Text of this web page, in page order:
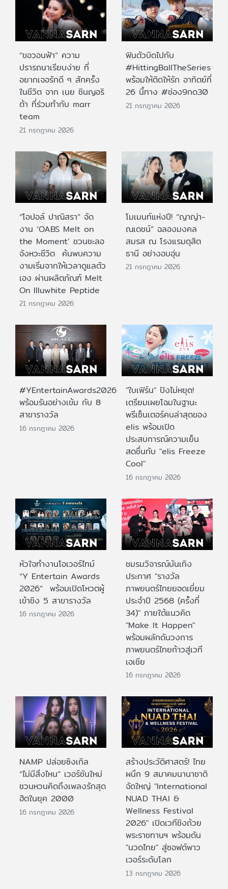
“ขอวอนฟ้า” ความ
ปรารถนาเรียบง่าย ที่
อยากเจอรักดี ๆ สักครั้ง
ในชีวิต จาก เนย ซินญอริ
ต้า ที่ร่วมทำกับ marr
team
21 กรกฎาคม 2026
ฟินตัวบิดไปกับ
#HittingBallTheSeries
พร้อมให้ติดให้รัก อาทิตย์ที่
26 นี้ทาง #ช่อง9กด30
21 กรกฎาคม 2026
“โอปอล์ ปาณิสรา” จัด
งาน ‘OABS Melt on
the Moment’ ชวนชะลอ
จังหวะชีวิต ค้นพบความ
งามเริ่มจากให้เวลาดูแลตัว
เอง ผ่านผลิตภัณฑ์ Melt
On Illuwhite Peptide
21 กรกฎาคม 2026
โมเมนท์แห่งปี! “ญาญ่า-
ณเดชน์” ฉลองมงคล
สมรส ณ โรงแรมดุสิต
ธานี อย่างอบอุ่น
21 กรกฎาคม 2026
#YEntertainAwards2026
พร้อมรันอย่างเข้ม กับ 8
สาขารางวัล
16 กรกฎาคม 2026
"ใบเฟิร์น" ปังไม่หยุด!
เตรียมเผยโฉมในฐานะ
พรีเซ็นเตอร์คนล่าสุดของ
elis พร้อมเปิด
ประสบการณ์ความเย็น
สดชื่นกับ "elis Freeze
Cool"
16 กรกฎาคม 2026
หัวใจทำงานโอเวอร์ไทม์
“Y Entertain Awards
2026” พร้อมเปิดโหวตผู้
เข้าชิง 5 สาขารางวัล
16 กรกฎาคม 2026
ชมรมวิจารณ์บันเทิง
ประกาศ "รางวัล
ภาพยนตร์ไทยยอดเยี่ยม
ประจําปี 2568 (ครั้งที่
34)" ภายใต้แนวคิด
"Make It Happen"
พร้อมผลักดันวงการ
ภาพยนตร์ไทยก้าวสู่เวที
เอเชีย
16 กรกฎาคม 2026
NAMP ปล่อยซิงเกิล
“ไม่มีสิ่งไหน” เวอร์ชันใหม่
ชวนหวนคิดถึงเพลงรักสุด
ฮิตในยุค 2000
16 กรกฎาคม 2026
สร้างประวัติศาสตร์! ไทย
ผนึก 9 สมาคมนานาชาติ
จัดใหญ่ "International
NUAD THAI &
Wellness Festival
2026" เปิดเวทีชิงถ้วย
พระราชทานฯ พร้อมดัน
"นวดไทย" สู่ซอฟต์พาว
เวอร์ระดับโลก
13 กรกฎาคม 2026